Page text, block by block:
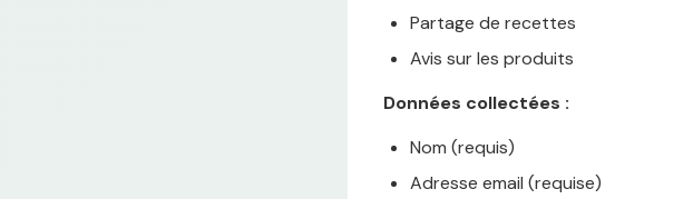
Partage de recettes
Avis sur les produits
Données collectées :
Nom (requis)
Adresse email (requise)